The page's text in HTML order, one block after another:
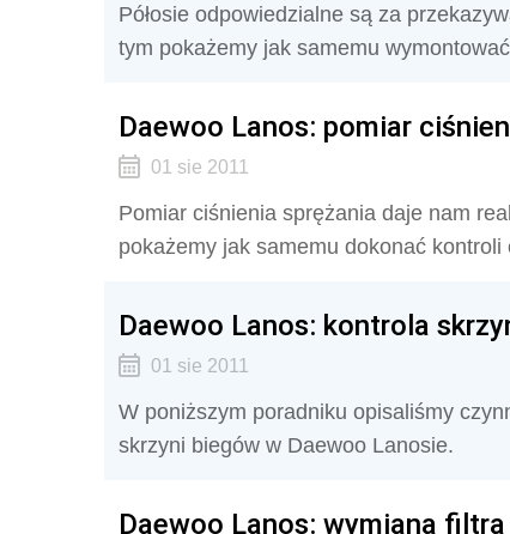
Półosie odpowiedzialne są za
tym pokażemy jak samemu
Daewoo Lanos: pomiar
01 sie 2011
Pomiar ciśnienia sprężania daje nam
pokażemy jak samemu dokonać
Daewoo Lanos: kontrola
01 sie 2011
W poniższym poradniku opisaliśmy
skrzyni biegów w Daewoo Lanosie.
Daewoo Lanos: wymiana